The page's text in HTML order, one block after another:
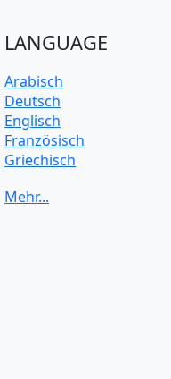
LANGUAGE
Arabisch
Deutsch
Englisch
Französisch
Griechisch
Japanisch